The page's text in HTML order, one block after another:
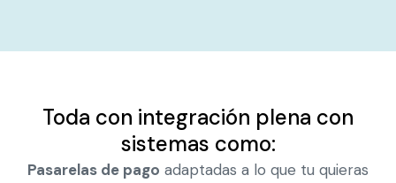
Toda con integración plena con
sistemas como:
Pasarelas de pago adaptadas a lo que tu quieras